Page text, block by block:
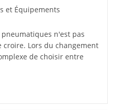
et Équipements
n'est pas
Lors du changement
de choisir entre